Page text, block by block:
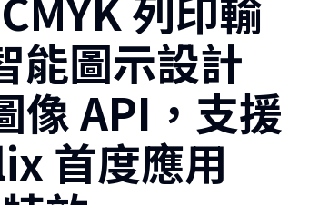
能圖示設計
像 API，支援
首度應用